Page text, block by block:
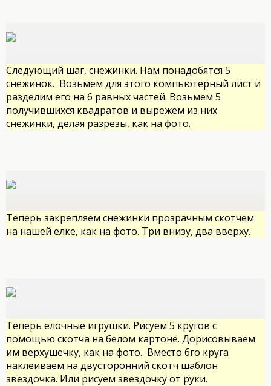
Следующий шаг, снежинки. Нам понадобятся 5
снежинок. Возьмем для этого компьютерный лист и
разделим его на 6 равных частей. Возьмем 5
получившихся квадратов и вырежем из них
снежинки, делая разрезы, как на фото.
Теперь закрепляем снежинки прозрачным скотчем
на нашей елке, как на фото. Три внизу, два вверху.
Теперь елочные игрушки. Рисуем 5 кругов с
помощью скотча на белом картоне. Дорисовываем
им верхушечку, как на фото. Вместо 6го круга
наклеиваем на двусторонний скотч шаблон
звездочка. Или рисуем звездочку от руки.